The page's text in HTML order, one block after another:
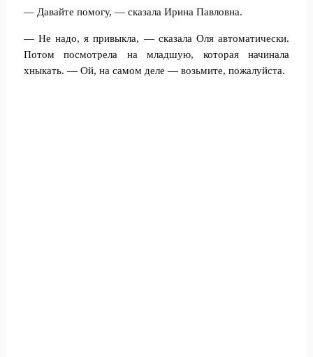
— Давайте помогу, — сказала Ирина Павловна.
— Не надо, я привыкла, — сказала Оля автоматически.
Потом посмотрела на младшую, которая начинала
хныкать. — Ой, на самом деле — возьмите, пожалуйста.